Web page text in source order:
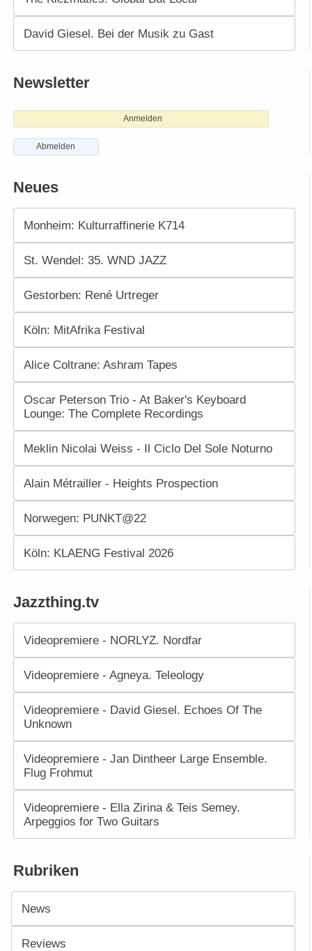
David Giesel. Bei der Musik zu Gast
Newsletter
Anmelden
Abmelden
Neues
Monheim: Kulturraffinerie K714
St. Wendel: 35. WND JAZZ
Gestorben: René Urtreger
Köln: MitAfrika Festival
Alice Coltrane: Ashram Tapes
Oscar Peterson Trio - At Baker's Keyboard
Lounge: The Complete Recordings
Meklin Nicolai Weiss - Il Ciclo Del Sole Noturno
Alain Métrailler - Heights Prospection
Norwegen: PUNKT@22
Köln: KLAENG Festival 2026
Jazzthing.tv
Videopremiere - NORLYZ. Nordfar
Videopremiere - Agneya. Teleology
Videopremiere - David Giesel. Echoes Of The
Unknown
Videopremiere - Jan Dintheer Large Ensemble.
Flug Frohmut
Videopremiere - Ella Zirina & Teis Semey.
Arpeggios for Two Guitars
Rubriken
News
Reviews